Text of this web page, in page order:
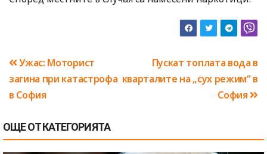
Навигация
Пускат топлата вода в
кварталите на „сух режим“ в
София
Ужас: Моторист
загина при катастрофа
в София
ОЩЕ ОТ КАТЕГОРИЯТА